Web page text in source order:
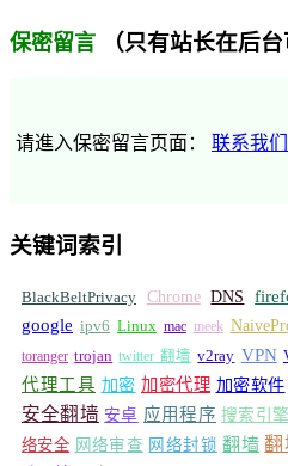
保密留言 （只有站长在后台
请進入保密留言页面： 联系我
关键词索引
BlackBeltPrivacy Chrome DNS
google ipv6 Linux mac meek
toranger trojan twitter 翻墙 v2ray VPN
代理工具 加密 加密代理 加密软件
安全翻墙 安卓 应用程序 搜索引擎
络安全 网络审查 网络封锁 翻墙 翻